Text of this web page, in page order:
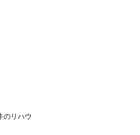
のリハウ